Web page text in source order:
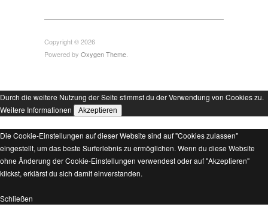
Copyright © 2026
Powered by Oxygen Theme
Durch die weitere Nutzung der Seite stimmst du der Verwendung von Cookies zu.
Weitere Informationen
Akzeptieren
Die Cookie-Einstellungen auf dieser Website sind auf "Cookies zulassen"
eingestellt, um das beste Surferlebnis zu ermöglichen. Wenn du diese Website
ohne Änderung der Cookie-Einstellungen verwendest oder auf "Akzeptieren"
klickst, erklärst du sich damit einverstanden.
Schließen